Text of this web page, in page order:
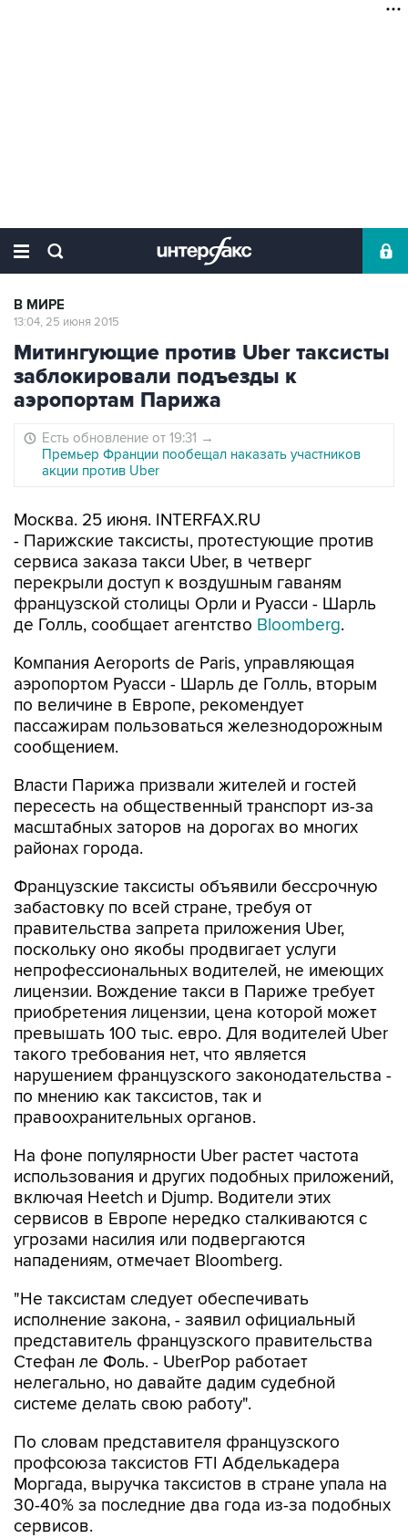
В МИРЕ
13:04, 25 июня 2015
Митингующие против Uber таксисты
заблокировали подъезды к
аэропортам Парижа
Есть обновление от 19:31 →
Премьер Франции пообещал наказать участников
акции против Uber
Москва. 25 июня. INTERFAX.RU
- Парижские таксисты, протестующие против
сервиса заказа такси Uber, в четверг
перекрыли доступ к воздушным гаваням
французской столицы Орли и Руасси - Шарль
де Голль, сообщает агентство Bloomberg.
Компания Aeroports de Paris, управляющая
аэропортом Руасси - Шарль де Голль, вторым
по величине в Европе, рекомендует
пассажирам пользоваться железнодорожным
сообщением.
Власти Парижа призвали жителей и гостей
пересесть на общественный транспорт из-за
масштабных заторов на дорогах во многих
районах города.
Французские таксисты объявили бессрочную
забастовку по всей стране, требуя от
правительства запрета приложения Uber,
поскольку оно якобы продвигает услуги
непрофессиональных водителей, не имеющих
лицензии. Вождение такси в Париже требует
приобретения лицензии, цена которой может
превышать 100 тыс. евро. Для водителей Uber
такого требования нет, что является
нарушением французского законодательства -
по мнению как таксистов, так и
правоохранительных органов.
На фоне популярности Uber растет частота
использования и других подобных приложений,
включая Heetch и Djump. Водители этих
сервисов в Европе нередко сталкиваются с
угрозами насилия или подвергаются
нападениям, отмечает Bloomberg.
"Не таксистам следует обеспечивать
исполнение закона, - заявил официальный
представитель французского правительства
Стефан ле Фоль. - UberPop работает
нелегально, но давайте дадим судебной
системе делать свою работу".
По словам представителя французского
профсоюза таксистов FTI Абделькадера
Моргада, выручка таксистов в стране упала на
30-40% за последние два года из-за подобных
сервисов.